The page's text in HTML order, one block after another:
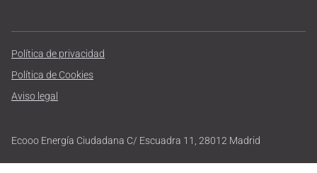
Política de privacidad
Política de Cookies
Aviso legal
Ecooo Energía Ciudadana C/ Escuadra 11, 28012 Madrid